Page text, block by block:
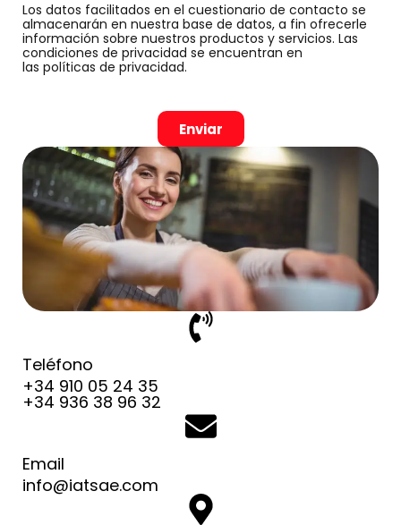
Teléfono
+34 910 05 24 35
+34 936 38 96 32
Email
info@iatsae.com
Los datos facilitados en el cuestionario de contacto se
almacenarán en nuestra base de datos, a fin ofrecerle
información sobre nuestros productos y servicios. Las
condiciones de privacidad se encuentran en
las políticas de privacidad.
Enviar